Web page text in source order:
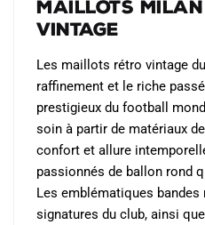
choisies
page
produit
Maillots Milan
Vintage
Les maillots rétro vintage
raffinement et le riche
prestigieux du football
soin à partir de matériaux
confort et allure
passionnés de ballon rond
Les emblématiques bandes
signatures du club, ainsi